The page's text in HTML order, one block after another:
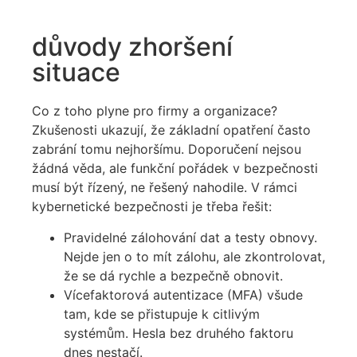
důvody zhoršení
situace
Co z toho plyne pro firmy a organizace?
Zkušenosti ukazují, že základní opatření často
zabrání tomu nejhoršímu. Doporučení nejsou
žádná věda, ale funkční pořádek v bezpečnosti
musí být řízený, ne řešený nahodile. V rámci
kybernetické bezpečnosti je třeba řešit:
Pravidelné zálohování dat a testy obnovy.
Nejde jen o to mít zálohu, ale zkontrolovat,
že se dá rychle a bezpečně obnovit.
Vícefaktorová autentizace (MFA) všude
tam, kde se přistupuje k citlivým
systémům. Hesla bez druhého faktoru
dnes nestačí.